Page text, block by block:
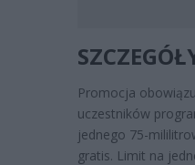
Promocja
uczestników
jednego 75-
gratis. Limit na